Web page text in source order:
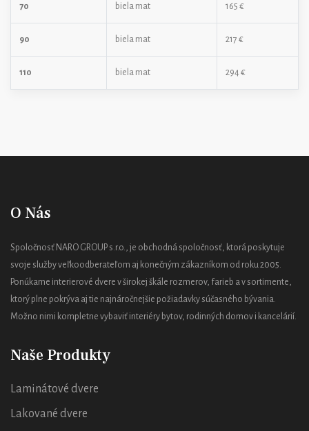
70 biela mat 165 €
90 biela mat 217 €
110 biela mat 294 €
O Nás
Spoločnosť NARO GROUP s.r.o., je obchodná spoločnosť, ktorá poskytuje
svoje služby veľkoodberateľom aj konečným zákazníkom od roku 2005.
Ponúkame interierové dvere v širokej škále rozmerov, farieb a v sortimente,
ktorý plne pokrýva aj tie najnáročnejšie požiadavky súčasného bývania.
Možno nimi kompletne vybaviť interiéry bytov, rodinných domov i kancelárií.
Naše Produkty
Laminátové dvere
Lakované dvere